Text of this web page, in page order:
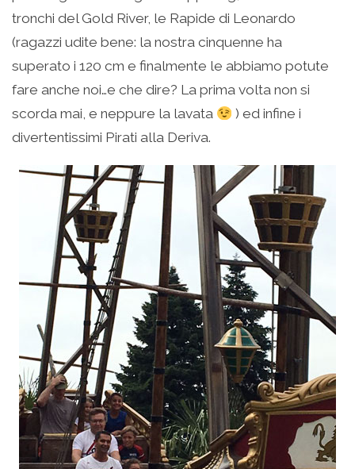
tronchi del Gold River, le Rapide di Leonardo
(ragazzi udite bene: la nostra cinquenne ha
superato i 120 cm e finalmente le abbiamo potute
fare anche noi…e che dire? La prima volta non si
scorda mai, e neppure la lavata
) ed infine i
divertentissimi Pirati alla Deriva.